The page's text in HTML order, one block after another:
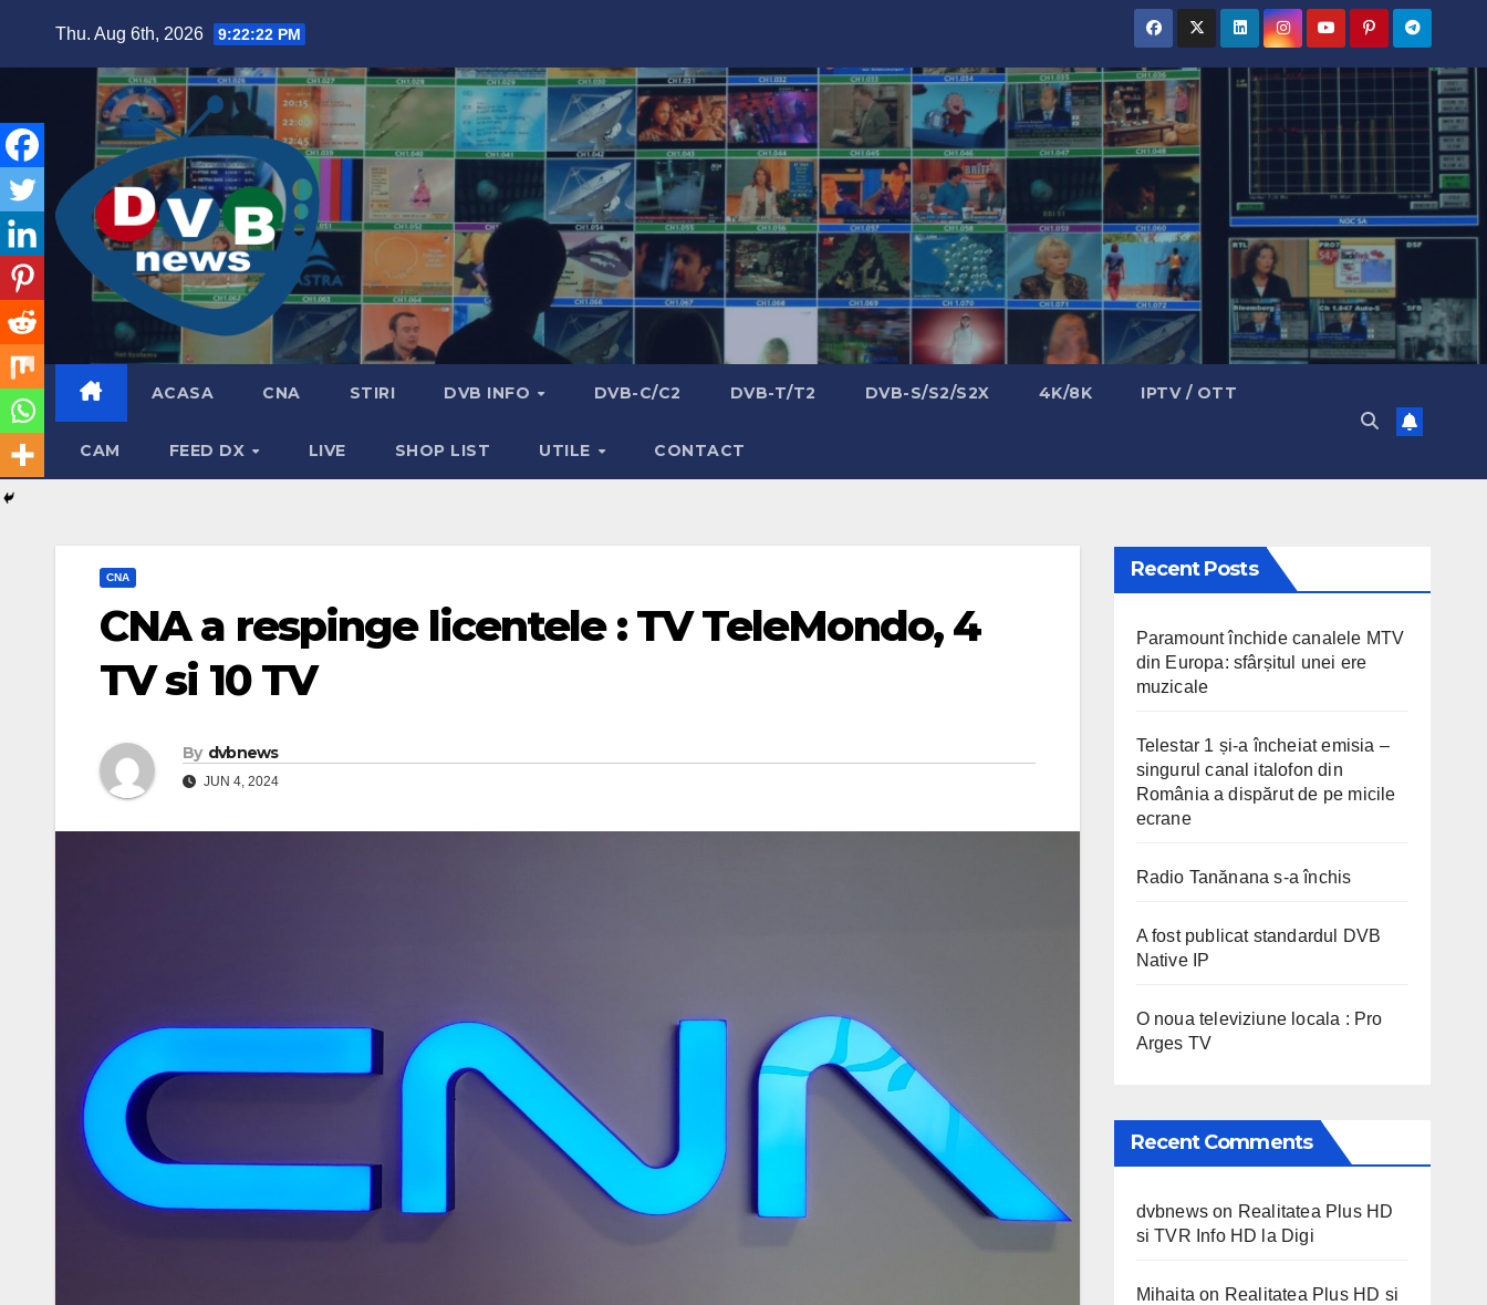
Thu. Aug 6th, 2026 9:22:23 PM
ACASA CNA STIRI DVB INFO DVB-C/C2 DVB-T/T2 DVB-S/S2/S2X 4K/8K IPTV / OTT
CAM FEED DX LIVE SHOP LIST UTILE CONTACT
CNA
CNA a respinge licentele : TV TeleMondo, 4
TV si 10 TV
By dvbnews
JUN 4, 2024
Recent Posts
Paramount închide canalele MTV
din Europa: sfârșitul unei ere
muzicale
Telestar 1 și-a încheiat emisia –
singurul canal italofon din
România a dispărut de pe micile
ecrane
Radio Tanănana s-a închis
A fost publicat standardul DVB
Native IP
O noua televiziune locala : Pro
Arges TV
Recent Comments
dvbnewson Realitatea Plus HD
si TVR Info HD la Digi
Mihaita on Realitatea Plus HD si